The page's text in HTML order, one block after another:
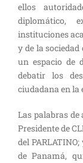
ellos
diplomático,
instituciones
y de la
un espacio de
debatir los
ciudadana en la
Las palabras de
Presidente de
del
de Panamá,